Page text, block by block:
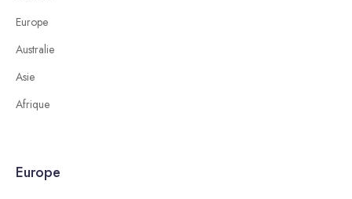
Europe
Australie
Asie
Afrique
Europe